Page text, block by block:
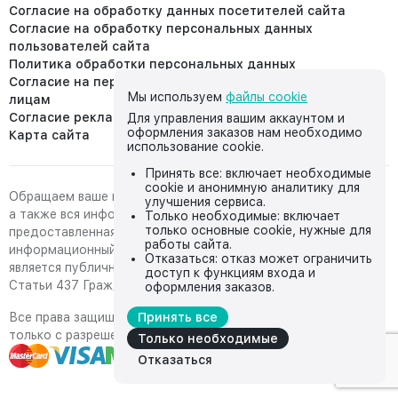
Согласие на обработку данных посетителей сайта
Согласие на обработку персональных данных
пользователей сайта
Политика обработки персональных данных
Согласие на передачу персональных данных третьим
лицам
Согласие реклама
Карта сайта
Обращаем ваше внимание на то, что данный интернет-сайт,
а также вся информация о товарах и ценах,
предоставленная на нём, носит исключительно
информационный характер и ни при каких условиях не
является публичной офертой, определяемой положениями
Статьи 437 Гражданского кодекса Российской Федерации.
Все права защищены, любое копирование с сайта возможно
только с разрешения владельца сайта
Мы используем файлы cookie
Для управления вашим аккаунтом и
оформления заказов нам необходимо
использование cookie.
Принять все: включает необходимые
cookie и анонимную аналитику для
улучшения сервиса.
Только необходимые: включает
только основные cookie, нужные для
работы сайта.
Отказаться: отказ может ограничить
доступ к функциям входа и
оформления заказов.
Принять все
Только необходимые
Отказаться